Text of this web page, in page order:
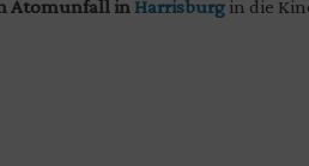
Atomunfall in Harrisburg in die